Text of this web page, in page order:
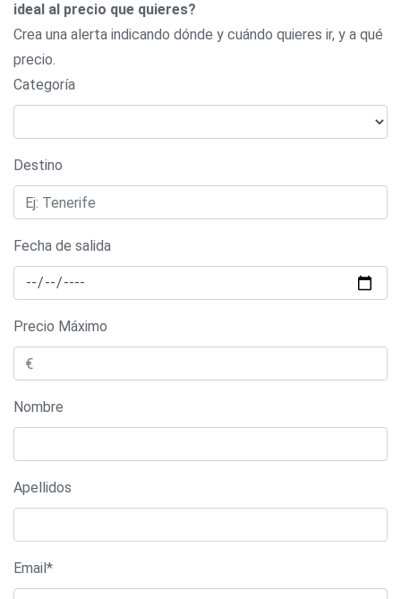
ideal al precio que quieres?
Crea una alerta indicando dónde y cuándo quieres ir, y a qué
precio.
Categoría
Destino
Fecha de salida
Precio Máximo
Nombre
Apellidos
Email*